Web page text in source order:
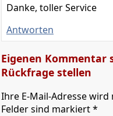
Danke, toller Service
Antworten
Eigenen Kommentar
Rückfrage stellen
Ihre E-Mail-Adresse
Felder sind markiert *